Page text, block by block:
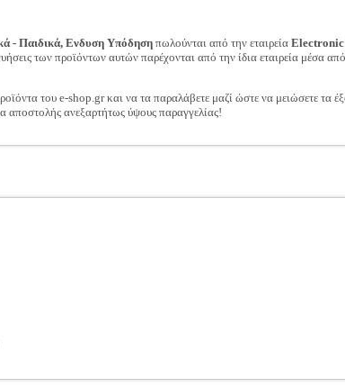
- Παιδικά, Ενδυση Υπόδηση πωλούνται από την εταιρεία Electronic
των προϊόντων αυτών παρέχονται από την ίδια εταιρεία μέσα
του e-shop.gr και να τα παραλάβετε μαζί ώστε να μειώσετε τα
ανεξαρτήτως ύψους παραγγελίας!